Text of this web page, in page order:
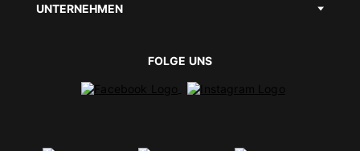
UNTERNEHMEN
FOLGE UNS